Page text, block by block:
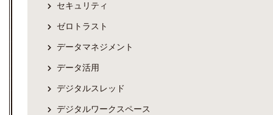
セキュリティ
ゼロトラスト
データマネジメント
データ活用
デジタルスレッド
デジタルワークスペース